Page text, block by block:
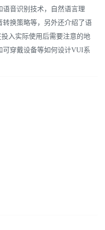
音识别技术，自然语言理
换策略等，另外还介绍了语
入实际使用后需要注意的地
可穿戴设备等如何设计VUI系